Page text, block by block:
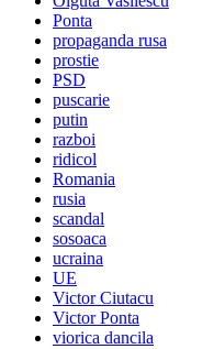
Ponta
propaganda rusa
prostie
PSD
puscarie
putin
razboi
ridicol
Romania
rusia
scandal
sosoaca
ucraina
UE
Victor Ciutacu
Victor Ponta
viorica dancila